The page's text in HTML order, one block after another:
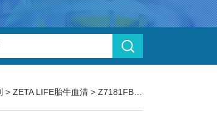
> ZETA LIFE胎牛血清 > Z7181FBS-500乌拉圭胎牛血清 Zeta Life